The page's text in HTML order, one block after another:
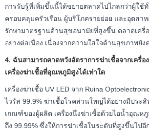
การรับรู้ที่เพิ่มขึ้นนี้ได้ขยายตลาดไปไกลกว่าผู้ใช้
ครอบคลุมครัวเรือน ผู้บริโภครายย่อย และอุตสา
รักษามาตรฐานด้านสุขอนามัยที่สูงขึ้น ตลาดเครื่อ
อย่างต่อเนื่อง เนื่องจากความใส่ใจด้านสุขภาพยั
4. ฉันสามารถคาดหวังอัตราการฆ่าเชื้อจากเครื่อ
เครื่องฆ่าเชื้อที่อุณหภูมิสูงได้เท่าใด
เครื่องฆ่าเชื้อ UV LED จาก Ruina
ไวรัส 99.9% ฆ่าเชื้อโรคส่วนใหญ่ได้อย่างมีประ
เกณฑ์ของผู้ผลิต เครื่องนึ่งฆ่าเชื้อด้วยไอน้ำอุณห
ถึง 99.99% ซึ่งให้การฆ่าเชื้อในระดับที่สูงขึ้นไปอี